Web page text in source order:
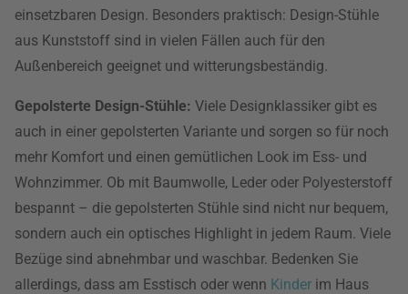
einsetzbaren Design. Besonders praktisch: Design-Stühle
aus Kunststoff sind in vielen Fällen auch für den
Außenbereich geeignet und witterungsbeständig.
Gepolsterte Design-Stühle: Viele Designklassiker gibt es
auch in einer gepolsterten Variante und sorgen so für noch
mehr Komfort und einen gemütlichen Look im Ess- und
Wohnzimmer. Ob mit Baumwolle, Leder oder Polyesterstoff
bespannt – die gepolsterten Stühle sind nicht nur bequem,
sondern auch ein optisches Highlight in jedem Raum. Viele
Bezüge sind abnehmbar und waschbar. Bedenken Sie
allerdings, dass am Esstisch oder wenn Kinder im Haus